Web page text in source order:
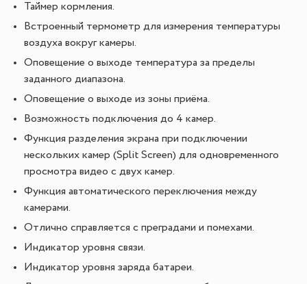
Таймер кормления.
Встроенный термометр для измерения температуры
воздуха вокруг камеры.
Оповещение о выходе температура за пределы
заданного диапазона.
Оповещение о выходе из зоны приёма.
Возможность подключения до 4 камер.
Функция разделения экрана при подключении
нескольких камер (Split Screen) для одновременного
просмотра видео с двух камер.
Функция автоматического переключения между
камерами.
Отлично справляется с преградами и помехами.
Индикатор уровня связи.
Индикатор уровня заряда батареи.